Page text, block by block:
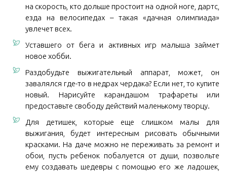
на скорость, кто дольше простоит на одной ноге, дартс,
езда на велосипедах – такая «дачная олимпиада»
увлечет всех.
Уставшего от бега и активных игр малыша займет
новое хобби.
Раздобудьте выжигательный аппарат, может, он
завалялся где-то в недрах чердака? Если нет, то купите
новый. Нарисуйте карандашом трафареты или
предоставьте свободу действий маленькому творцу.
Для детишек, которые еще слишком малы для
выжигания, будет интересным рисовать обычными
красками. На даче можно не переживать за ремонт и
обои, пусть ребенок побалуется от души, позвольте
ему создавать шедевры с помощью его же ладошек,